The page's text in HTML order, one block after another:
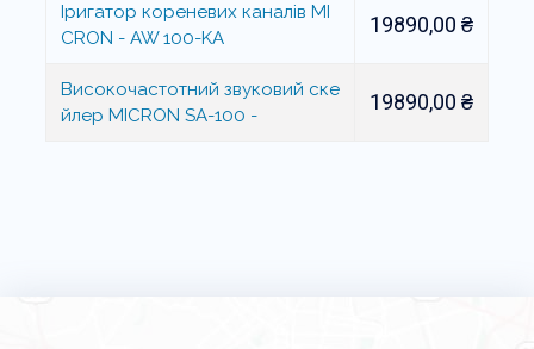
Іригатор кореневих каналів MI
CRON - AW 100-KA
19890,00 ₴
Високочастотний звуковий ске
йлер MICRON SA-100 -
19890,00 ₴